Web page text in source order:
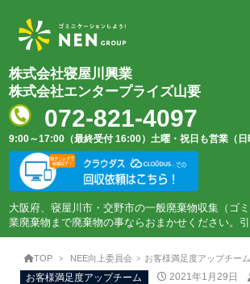
株式会社寝屋川興業
株式会社エンタープライズ山要
072-821-4097
9:00～17:00（最終受付 16:00） 土曜・祝日も営業（日
大阪府、寝屋川市・交野市の一般廃棄物収集（ゴ
業廃棄物まで廃棄物の事ならおまかせください。
TOP NEE向上委員会 お客様満足度アップチーム
お客様満足度アップチーム 2021年1月29日